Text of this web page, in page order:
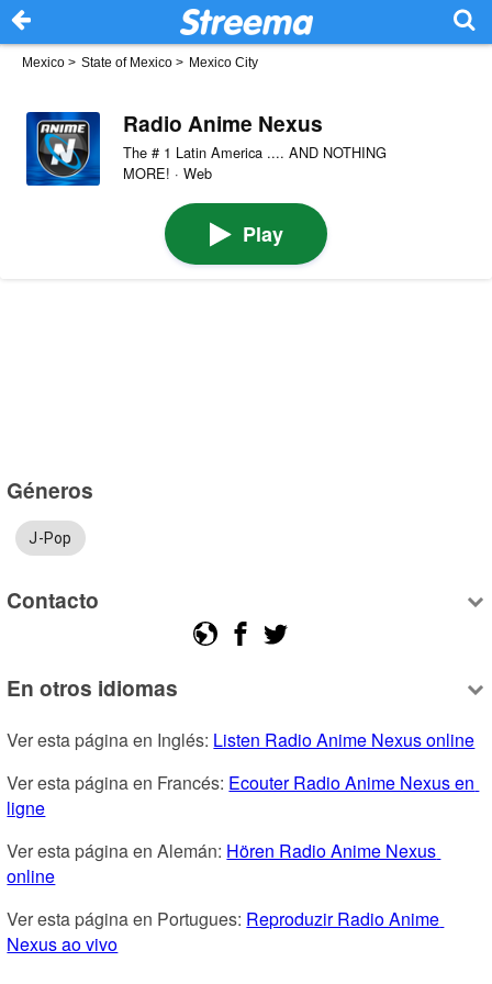
Mexico > State of Mexico > Mexico City
Radio Anime Nexus
The # 1 Latin America .... AND NOTHING
MORE! · Web
Play
Géneros
J-Pop
Contacto
En otros idiomas
Ver esta página en Inglés: Listen Radio Anime Nexus online
Ver esta página en Francés: Ecouter Radio Anime Nexus en
ligne
Ver esta página en Alemán: Hören Radio Anime Nexus
online
Ver esta página en Portugues: Reproduzir Radio Anime
Nexus ao vivo